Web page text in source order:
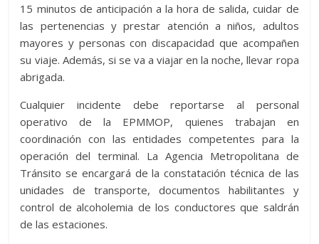
15 minutos de anticipación a la hora de salida, cuidar de
las pertenencias y prestar atención a niños, adultos
mayores y personas con discapacidad que acompañen
su viaje. Además, si se va a viajar en la noche, llevar ropa
abrigada.
Cualquier incidente debe reportarse al personal
operativo de la EPMMOP, quienes trabajan en
coordinación con las entidades competentes para la
operación del terminal. La Agencia Metropolitana de
Tránsito se encargará de la constatación técnica de las
unidades de transporte, documentos habilitantes y
control de alcoholemia de los conductores que saldrán
de las estaciones.